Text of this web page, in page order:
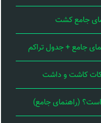
جامع کشت
جامع + جدول تراکم
نکات کاشت و داشت
است؟ (راهنمای جامع)